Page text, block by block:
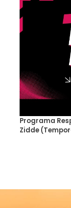
Programa
Zidde